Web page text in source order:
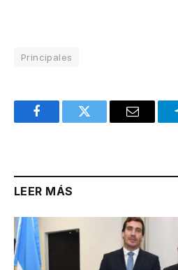
Principales
FacebookTwitter Email
LEER MÁS